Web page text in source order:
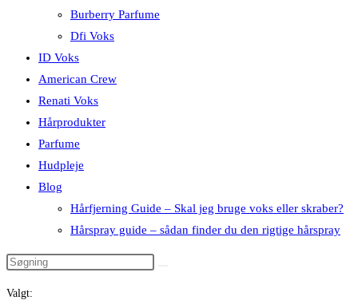
Burberry Parfume
Dfi Voks
ID Voks
American Crew
Renati Voks
Hårprodukter
Parfume
Hudpleje
Blog
Hårfjerning Guide – Skal jeg bruge voks eller skraber?
Hårspray guide – sådan finder du den rigtige hårspray
Valgt: